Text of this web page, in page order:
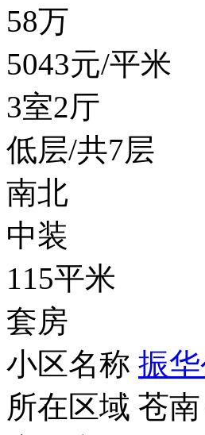
58万
5043元/平米
3室2厅
低层/共7层
南北
中装
115平米
套房
小区名称 振
所在区域 苍